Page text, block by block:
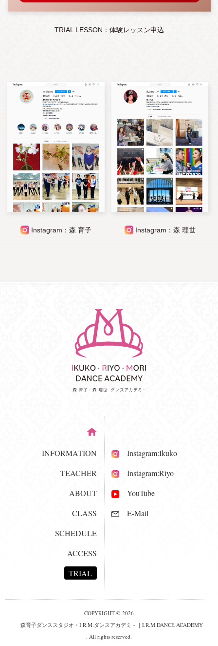
TRIAL LESSON：体験レッスン申込
Instagram：森 育子 Instagram：森 理世
INFORMATION
TEACHER
ABOUT
CLASS
SCHEDULE
ACCESS
TRIAL
Instagram:Ikuko
Instagram:Riyo
YouTube
E-Mail
COPYRIGHT © 2026
森育子ダンススタジオ・I.R.M.ダンスアカデミ－｜I.R.M.DANCE ACADEMY
. All rights reserved.